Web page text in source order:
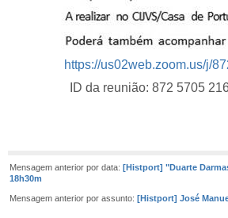
https://us02web.zoom.us/j/
ID da reunião: 872 5705
Mensagem anterior por data: [Histport] "Duarte
18h30m
Mensagem anterior por assunto: [Histport] José